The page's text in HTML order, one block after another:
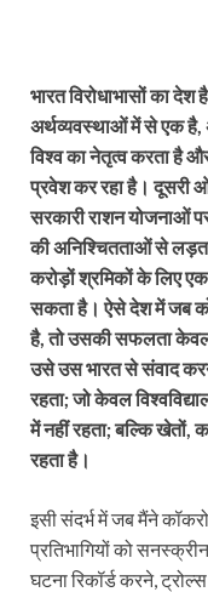
भारत विरोधाभासों का
अर्थव्यवस्थाओं में से एक है,
विश्व का नेतृत्व करता है और
प्रवेश कर रहा है। दूसरी
सरकारी राशन योजनाओं
की अनिश्चितताओं से
करोड़ों श्रमिकों के लिए
सकता है। ऐसे देश में जब
है, तो उसकी सफलता केवल
उसे उस भारत से संवाद
रहता; जो केवल
में नहीं रहता; बल्कि खेतों,
रहता है।
इसी संदर्भ में जब मैंने
प्रतिभागियों को
घटना रिकॉर्ड करने,